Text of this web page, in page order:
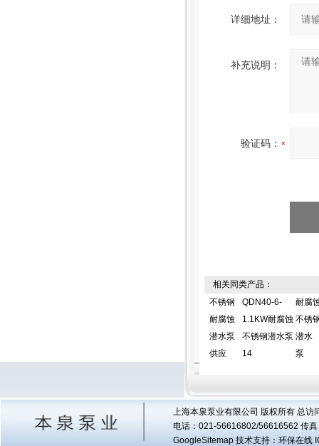
详细地址：
补充说明：
验证码：
相关同类产品：
不锈钢
耐腐蚀
潜水泵
供应
QDN40-6-
1.1KW耐腐蚀
不锈钢潜水泵
14
耐腐
不锈
潜水
泵
上海本泉泵业有限公司 版权所有 总访
电话：021-56616802/56616562 传
GoogleSitemap技术支持：环保在线